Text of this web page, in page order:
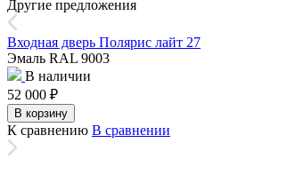
Другие предложения
Входная дверь Полярис лайт 27
Эмаль RAL 9003
В наличии
52 000 ₽
В корзину
К сравнению В сравнении